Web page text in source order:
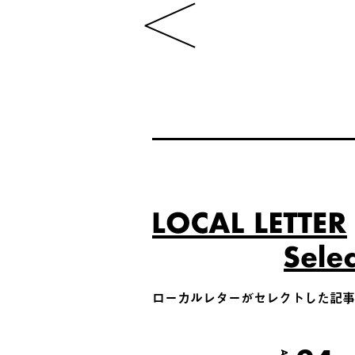
ローカルレターがセレクトした記事